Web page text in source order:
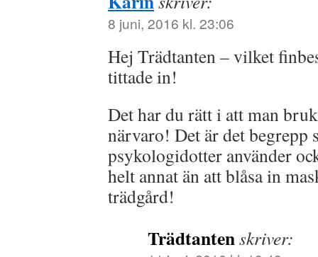
8 juni, 2016 kl. 23:06
Hej Trädtanten – vilket
tittade in!
Det har du rätt i att man
närvaro! Det är det begrepp
psykologidotter använder
helt annat än att blåsa in
trädgård!
Trädtantenskriver: